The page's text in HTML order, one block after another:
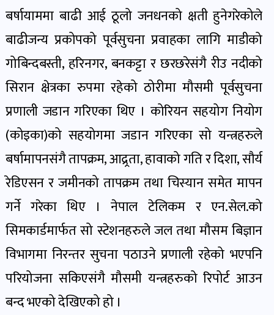
पोष्ट
अपराध
खबर
पोष्ट
स्वास्थ्य
खबर
पोष्ट
प्रवास
खबर
पोष्ट
संस्कृति
बर्षायाममा बाढी आई ठूलो जनधनको क्षती हुनेगरेकोले
बाढीजन्य प्रकोपको पूर्वसुचना प्रवाहका लागि माडीको
गोबिन्दबस्ती, हरिनगर, बनकट्टा र छरछरेसंगै रीउ नदीको
सिरान क्षेत्रका रुपमा रहेको ठोरीमा मौसमी पूर्वसुचना
प्रणाली जडान गरिएका थिए । कोरियन सहयोग नियोग
(कोइका)को सहयोगमा जडान गरिएका सो यन्त्रहरुले
बर्षामापनसंगै तापक्रम, आद्र्रता, हावाको गति र दिशा, सौर्य
रेडिएसन र जमीनको तापक्रम तथा चिस्यान समेत मापन
गर्ने गरेका थिए । नेपाल टेलिकम र एन.सेल.को
सिमकार्डमार्फत सो स्टेशनहरुले जल तथा मौसम बिज्ञान
विभागमा निरन्तर सुचना पठाउने प्रणाली रहेको भएपनि
परियोजना सकिएसंगै मौसमी यन्त्रहरुको रिपोर्ट आउन
बन्द भएको देखिएको हो ।